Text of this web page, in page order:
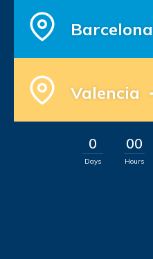
Barcelona
Valencia
0
Days
00
Hours